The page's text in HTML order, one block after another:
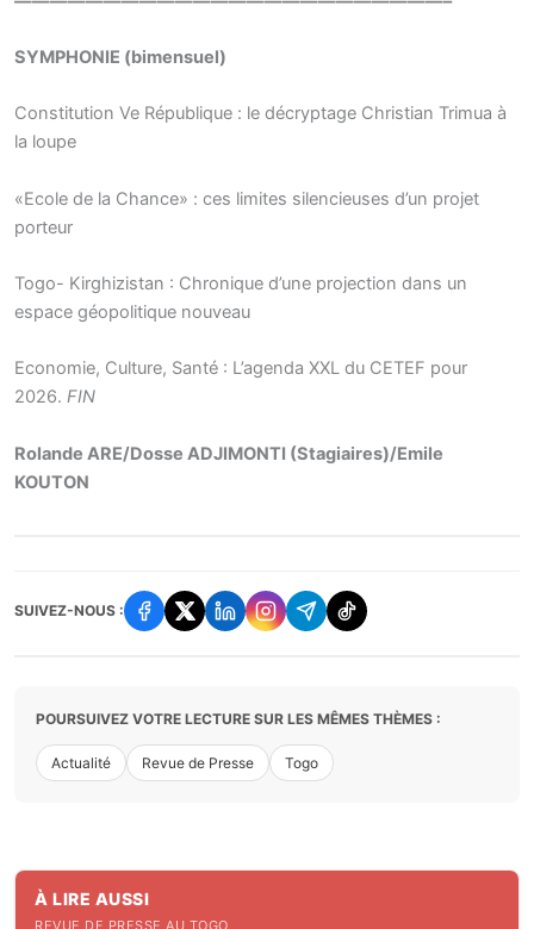
SYMPHONIE (bimensuel)
Constitution Ve République : le décryptage Christian Trimua à
la loupe
«Ecole de la Chance» : ces limites silencieuses d’un projet
porteur
Togo- Kirghizistan : Chronique d’une projection dans un
espace géopolitique nouveau
Economie, Culture, Santé : L’agenda XXL du CETEF pour
2026. FIN
Rolande ARE/Dosse ADJIMONTI (Stagiaires)/Emile
KOUTON
SUIVEZ-NOUS :
POURSUIVEZ VOTRE LECTURE SUR LES MÊMES THÈMES :
Actualité Revue de Presse Togo
À LIRE AUSSI
REVUE DE PRESSE AU TOGO